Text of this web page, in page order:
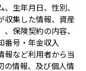
生年月日、性別、
収集した情報、資産
保険契約の内容、
番号・年金収入
報など利用者から当
の情報、及び個人情